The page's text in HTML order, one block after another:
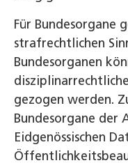
Für Bundesorgane
strafrechtlichen
Bundesorganen
gezogen werden.
Bundesorgane der
Eidgenössischen